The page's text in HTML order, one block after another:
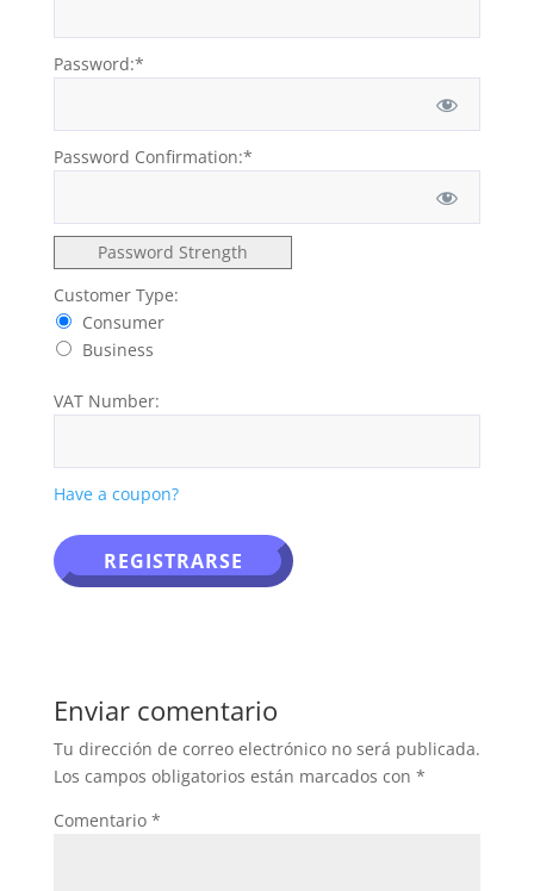
Password:*
Password Confirmation:*
Password Strength
Customer Type:
Consumer
Business
VAT Number:
Have a coupon?
No val
Enviar comentario
Tu dirección de correo electrónico no será publicada.
Los campos obligatorios están marcados con *
Comentario *